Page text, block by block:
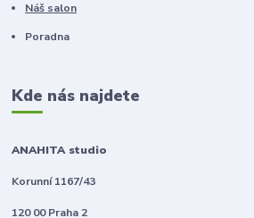
Náš salon
Poradna
Kde nás najdete
ANAHITA studio
Korunní 1167/43
120 00 Praha 2